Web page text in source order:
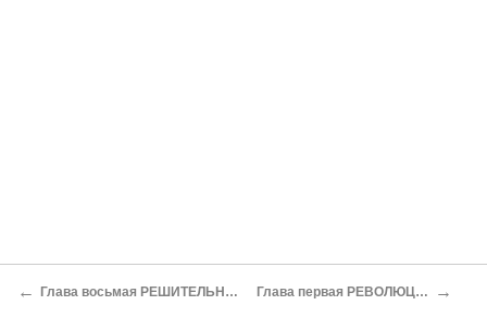
← Глава восьмая РЕШИТЕЛЬНЫЕ РЕФОРМЫ Глава первая РЕВОЛЮЦИЯ ЗНАКОВ →